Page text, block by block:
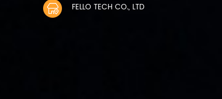
FELLO TECH CO., LTD